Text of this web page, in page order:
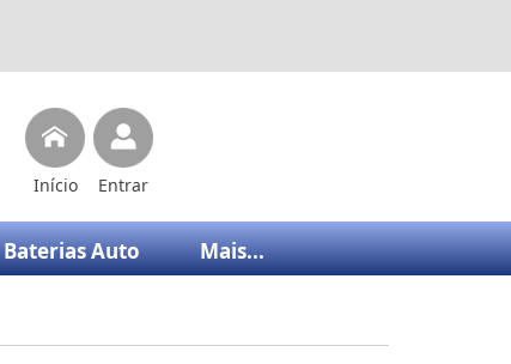
Início Entrar
Baterias Auto Mais...